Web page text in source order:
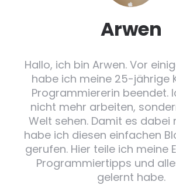
Arwen
Hallo, ich bin Arwen. Vor
habe ich meine 25-jährige
Programmiererin beendet.
nicht mehr arbeiten,
Welt sehen. Damit es dabei
habe ich diesen einfachen
gerufen. Hier teile ich meine
Programmiertipps und
gelernt habe.